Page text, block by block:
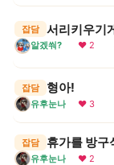
잡담 서리키우기
알겠쒀? ❤ 2
잡담 형아!
유후눈나 ❤ 3
잡담 휴가를 방구
유후눈나 ❤ 2